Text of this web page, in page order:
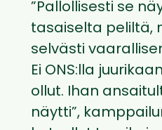
”Pallollisesti se
tasaiselta peliltä,
selvästi
Ei ONS:lla
ollut. Ihan
näytti”,